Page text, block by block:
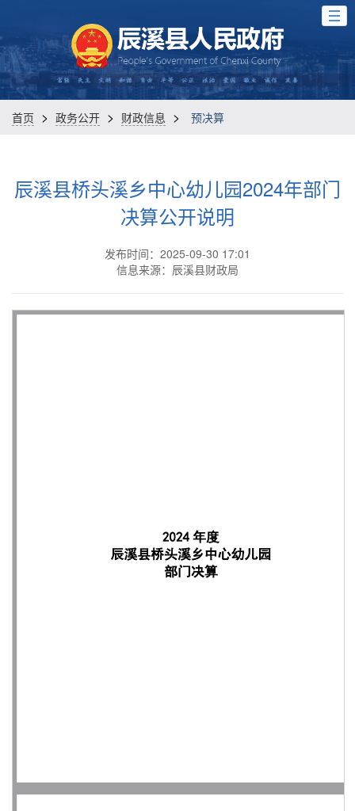
首页 > 政务公开 > 财政信息 > 预决算
辰溪县桥头溪乡中心幼儿园2024年部门
决算公开说明
发布时间：2025-09-30 17:01
信息来源：辰溪县财政局